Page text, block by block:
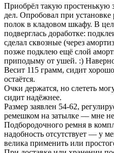
Приобрёл такую
дел. Опробовал при
полок в кладовом шкафу. В
подверглась доработке:
сделал сквозные (через
позже подклею ещё слой
приподыму от ушей. :)
Весит 115 грамм, сидит
остаётся.
Очки держатся, но слететь
сидит надёжнее.
Размер заявлен 54-62,
ремешком на затылке — мне не
Подбородочного ремня в
надобность отсутствует — у
велика применить или